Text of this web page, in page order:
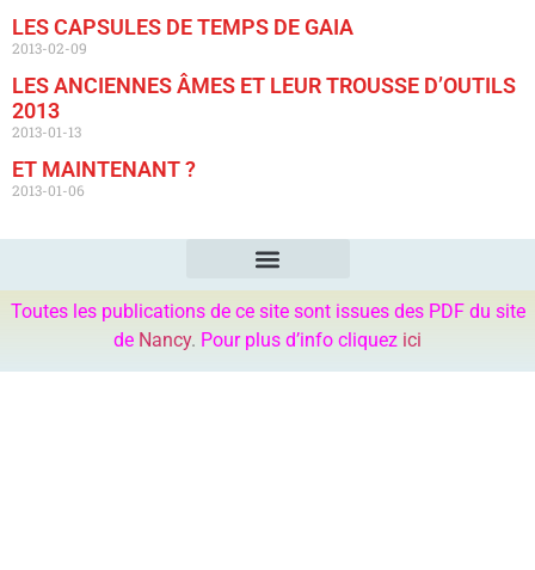
LES CAPSULES DE TEMPS DE GAIA
2013-02-09
LES ANCIENNES ÂMES ET LEUR TROUSSE D’OUTILS
2013
2013-01-13
ET MAINTENANT ?
2013-01-06
Toutes les publications de ce site sont issues des PDF du site
de Nancy. Pour plus d’info cliquez ici